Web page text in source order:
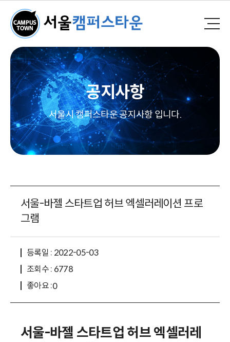
공지사항
서울시 캠퍼스타운 공지사항 입니다.
서울-바젤 스타트업 허브 엑셀러레이션 프로
그램
등록일 : 2022-05-03
조회수 : 6778
좋아요 :0
서울-바젤 스타트업 허브 엑셀러레